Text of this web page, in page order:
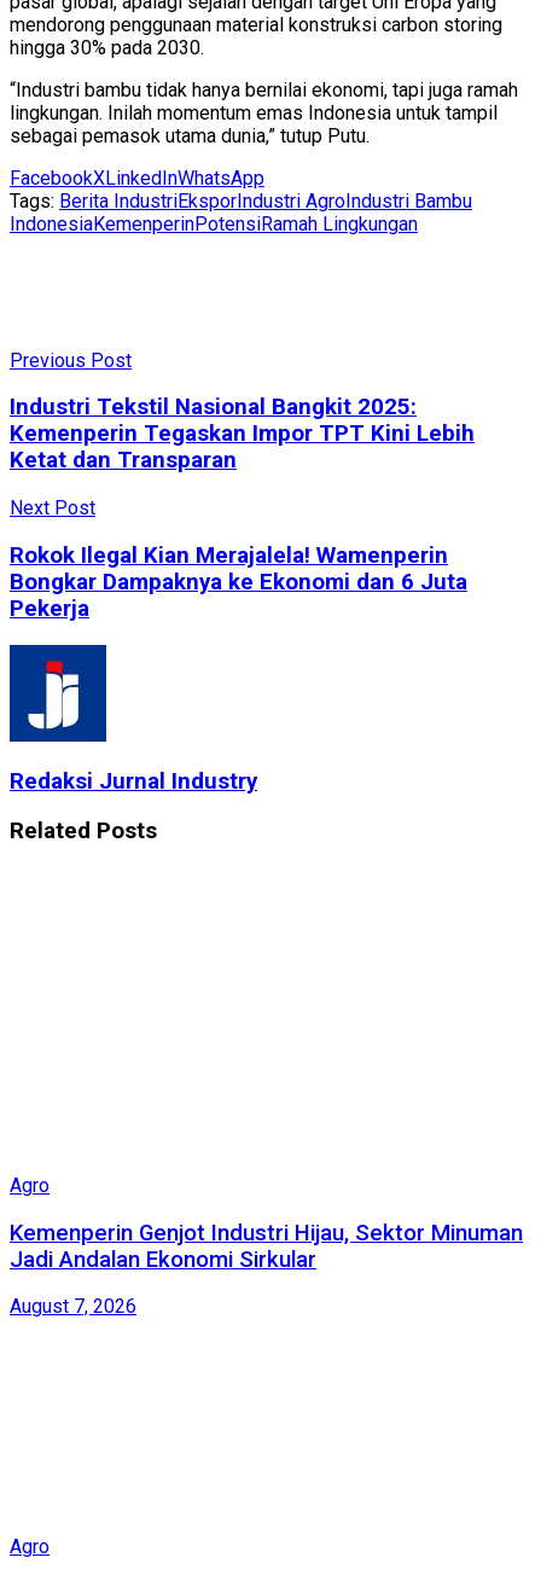
mendorong penggunaan material konstruksi carbon storing
hingga 30% pada 2030.
“Industri bambu tidak hanya bernilai ekonomi, tapi juga ramah
lingkungan. Inilah momentum emas Indonesia untuk tampil
sebagai pemasok utama dunia,” tutup Putu.
FacebookXLinkedInWhatsApp
Tags: Berita IndustriEksporIndustri AgroIndustri Bambu
IndonesiaKemenperinPotensiRamah Lingkungan
Previous Post
Industri Tekstil Nasional Bangkit 2025:
Kemenperin Tegaskan Impor TPT Kini Lebih
Ketat dan Transparan
Next Post
Rokok Ilegal Kian Merajalela! Wamenperin
Bongkar Dampaknya ke Ekonomi dan 6 Juta
Pekerja
Redaksi Jurnal Industry
Related Posts
Agro
Kemenperin Genjot Industri Hijau, Sektor Minuman
Jadi Andalan Ekonomi Sirkular
August 7, 2026
Agro